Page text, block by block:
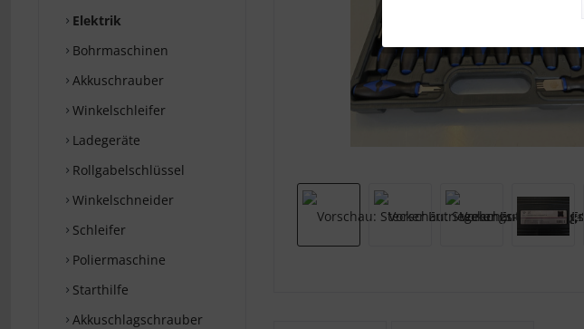
Elektrik
Bohrmaschinen
Akkuschrauber
Winkelschleifer
Ladegeräte
Rollgabelschlüssel
Winkelschneider
Schleifer
Poliermaschine
Starthilfe
Akkuschlagschrauber